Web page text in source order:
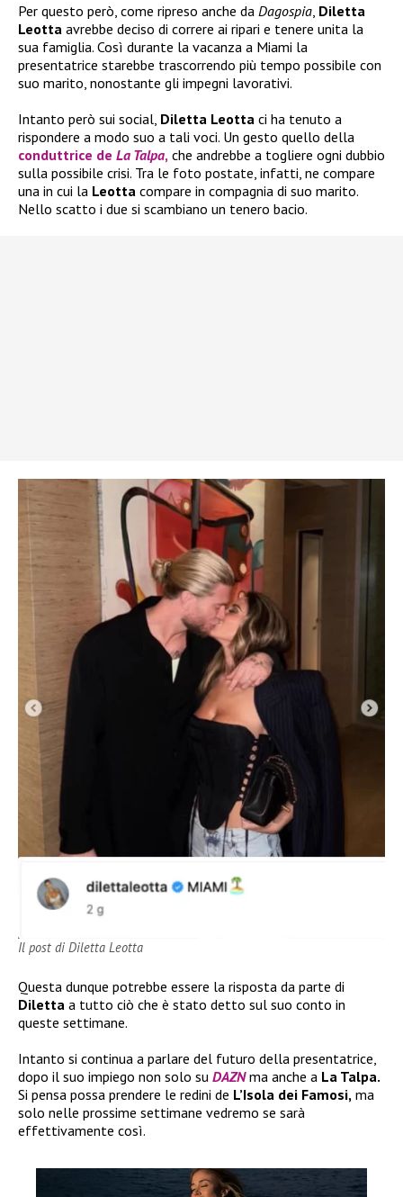
Per questo però, come ripreso anche da Dagospia, Diletta
Leotta avrebbe deciso di correre ai ripari e tenere unita la
sua famiglia. Così durante la vacanza a Miami la
presentatrice starebbe trascorrendo più tempo possibile con
suo marito, nonostante gli impegni lavorativi.
Intanto però sui social, Diletta Leotta ci ha tenuto a
rispondere a modo suo a tali voci. Un gesto quello della
conduttrice de La Talpa, che andrebbe a togliere ogni dubbio
sulla possibile crisi. Tra le foto postate, infatti, ne compare
una in cui la Leotta compare in compagnia di suo marito.
Nello scatto i due si scambiano un tenero bacio.
Il post di Diletta Leotta
Questa dunque potrebbe essere la risposta da parte di
Diletta a tutto ciò che è stato detto sul suo conto in
queste settimane.
Intanto si continua a parlare del futuro della presentatrice,
dopo il suo impiego non solo su DAZNma anche a La Talpa.
Si pensa possa prendere le redini de L’Isola dei Famosi, ma
solo nelle prossime settimane vedremo se sarà
effettivamente così.